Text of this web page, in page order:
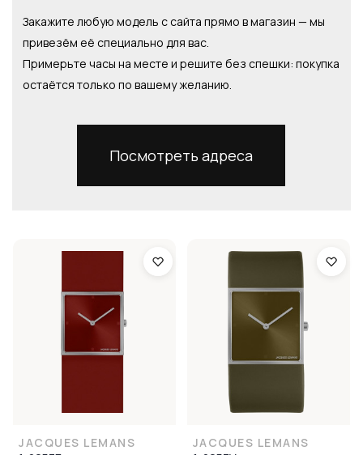
Закажите любую модель с сайта прямо в магазин — мы
привезём её специально для вас.
Примерьте часы на месте и решите без спешки: покупка
остаётся только по вашему желанию.
Посмотреть адреса
JACQUES LEMANS
JACQUES LEMANS